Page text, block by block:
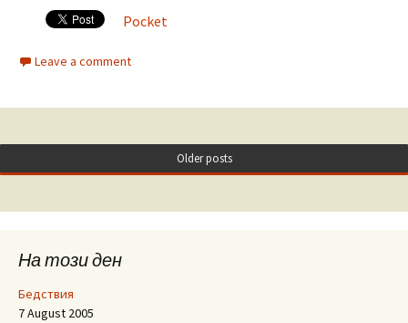
Pocket
Leave a comment
Older posts
На този ден
Бедствия
7 August 2005